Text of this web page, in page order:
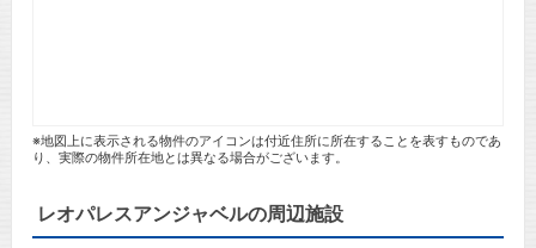
※地図上に表示される物件のアイコンは付近住所に所在することを表すものであ
り、実際の物件所在地とは異なる場合がございます。
レオパレスアンジャベルの周辺施設